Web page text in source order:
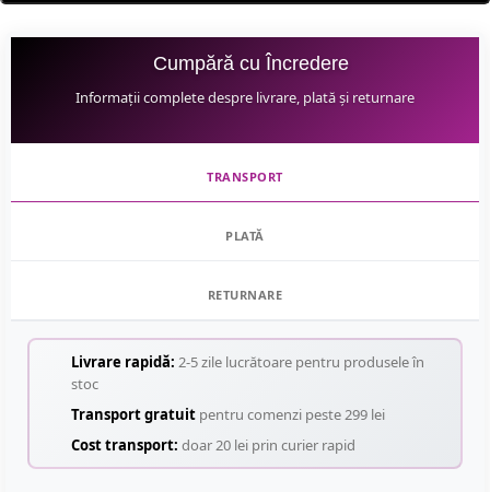
Cumpără cu Încredere
Informații complete despre livrare, plată și returnare
TRANSPORT
PLATĂ
RETURNARE
Livrare rapidă: 2-5 zile lucrătoare pentru produsele în
stoc
Transport gratuit pentru comenzi peste 299 lei
Cost transport: doar 20 lei prin curier rapid